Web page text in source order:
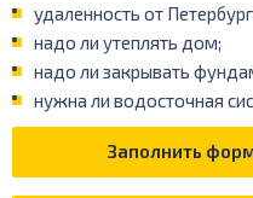
удаленность от
надо ли утеплять дом;
надо ли закрывать
нужна ли водосточная
Заполнить